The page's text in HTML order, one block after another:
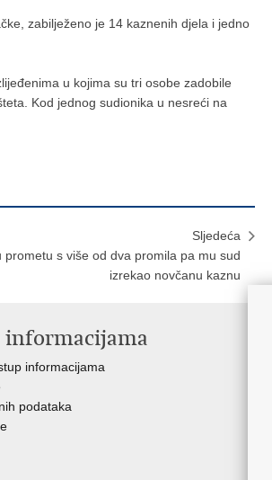
zabilježeno je 14 kaznenih djela i jedno
u kojima su tri osobe zadobile
Kod jednog sudionika u nesreći na
Sljedeća
prometu s više od dva promila pa mu sud
izrekao novčanu kaznu
informacijama
podataka